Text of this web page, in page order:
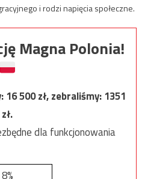
i rodzi napięcia społeczne.
Magna Polonia!
16 500zł, zebraliśmy:1351
zł.
dla funkcjonowania
8%